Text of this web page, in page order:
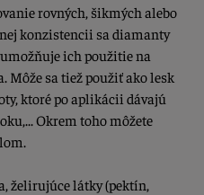
rovných, šikmých alebo
konzistencii sa diamanty
ich použitie na
Môže sa tiež použiť ako lesk
ktoré po aplikácii dávajú
Okrem toho môžete
želirujúce látky (pektín,